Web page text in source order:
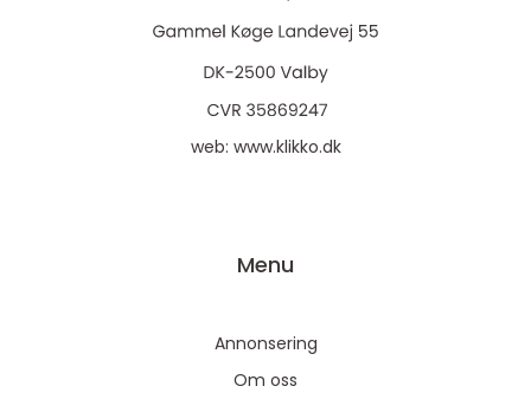
web: www.klikko.dk
Menu
Annonsering
Om oss